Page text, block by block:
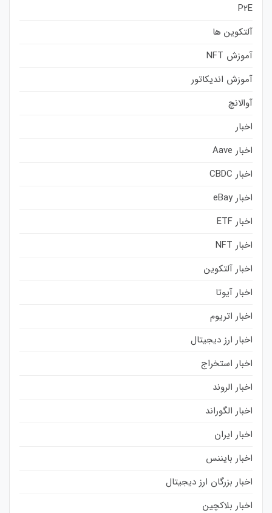
P2E
آلتکوین ها
آموزش NFT
آموزش اندیکاتور
آوالانچ
اخبار
اخبار Aave
اخبار CBDC
اخبار eBay
اخبار ETF
اخبار NFT
اخبار آلتکوین
اخبار آیوتا
اخبار اتریوم
اخبار ارز دیجیتال
اخبار استخراج
اخبار الروند
اخبار الگوراند
اخبار ایران
اخبار بایننس
اخبار بزرگان ارز دیجیتال
اخبار بلاکچین